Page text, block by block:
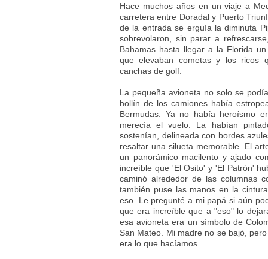
Hace muchos años en un viaje a
carretera entre Doradal y Puerto
de la entrada se erguía la diminuta
sobrevolaron, sin parar a
Bahamas hasta llegar a la Florida
que elevaban cometas y los ricos
canchas de golf.
La pequeña avioneta no solo se
hollín de los camiones había
Bermudas. Ya no había heroísmo
merecía el vuelo. La habían
sostenían, delineada con bordes
resaltar una silueta memorable. El
un panorámico macilento y ajado
increíble que 'El Osito' y 'El Patrón'
caminó alrededor de las columnas
también puse las manos en la
eso. Le pregunté a mi papá si aún
que era increíble que a "eso" lo
esa avioneta era un símbolo de
San Mateo. Mi madre no se bajó,
era lo que hacíamos.